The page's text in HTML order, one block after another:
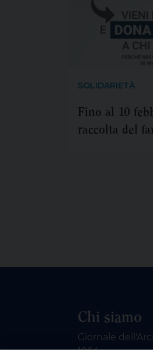
SOLIDARIETÀ
Fino al 10
raccolta del
Chi siamo
Giornale